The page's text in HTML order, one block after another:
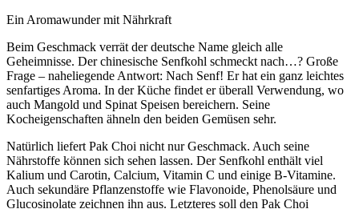
Ein Aromawunder mit Nährkraft
Beim Geschmack verrät der deutsche Name gleich alle
Geheimnisse. Der chinesische Senfkohl schmeckt nach…? Große
Frage – naheliegende Antwort: Nach Senf! Er hat ein ganz leichtes
senfartiges Aroma. In der Küche findet er überall Verwendung, wo
auch Mangold und Spinat Speisen bereichern. Seine
Kocheigenschaften ähneln den beiden Gemüsen sehr.
Natürlich liefert Pak Choi nicht nur Geschmack. Auch seine
Nährstoffe können sich sehen lassen. Der Senfkohl enthält viel
Kalium und Carotin, Calcium, Vitamin C und einige B-Vitamine.
Auch sekundäre Pflanzenstoffe wie Flavonoide, Phenolsäure und
Glucosinolate zeichnen ihn aus. Letzteres soll den Pak Choi